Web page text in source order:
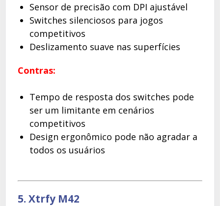
Sensor de precisão com DPI ajustável
Switches silenciosos para jogos
competitivos
Deslizamento suave nas superfícies
Contras:
Tempo de resposta dos switches pode
ser um limitante em cenários
competitivos
Design ergonômico pode não agradar a
todos os usuários
5. Xtrfy M42